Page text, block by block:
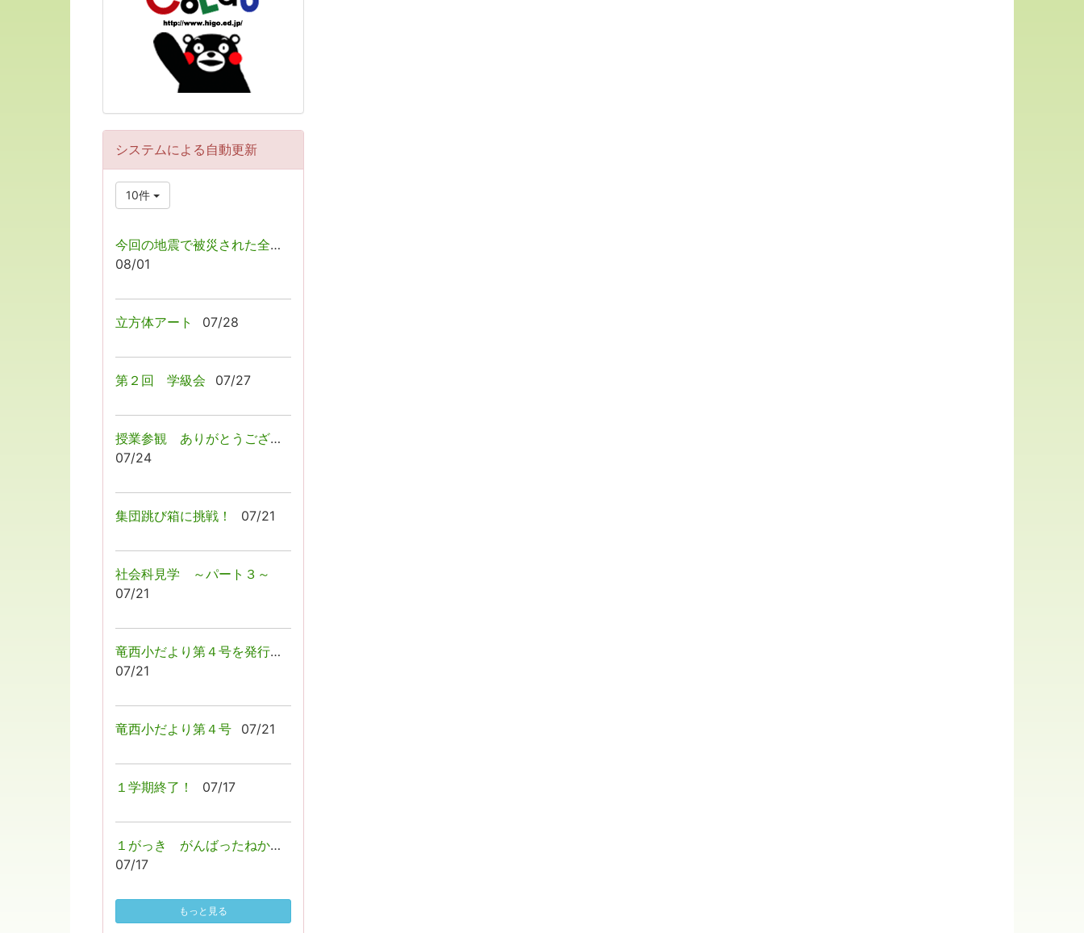
システムによる自動更新
10件
今回の地震で被災された全ての皆様へ
08/01
立方体アート 07/28
第２回 学級会 07/27
授業参観 ありがとうございましたっ！
07/24
集団跳び箱に挑戦！ 07/21
社会科見学 ～パート３～
07/21
竜西小だより第４号を発行しました！
07/21
竜西小だより第４号 07/21
１学期終了！ 07/17
１がっき がんばったねかい☺
07/17
もっと見る